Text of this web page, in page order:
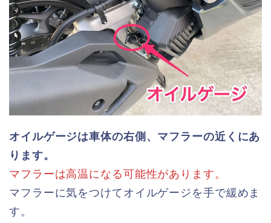
オイルゲージは車体の右側、マフラーの近くにあ
ります。
マフラーは高温になる可能性があります。
マフラーに気をつけてオイルゲージを手で緩めま
す。